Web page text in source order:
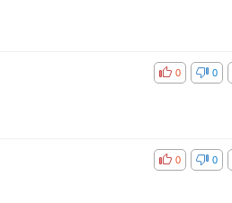
비공감 0
0
비공감 0
0